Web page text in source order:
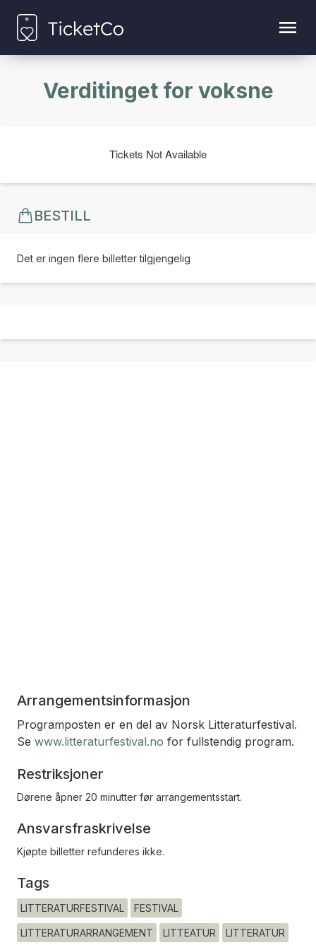
Verditinget for voksne
Tickets Not Available
BESTILL
Det er ingen flere billetter tilgjengelig
Arrangementsinformasjon
Programposten er en del av Norsk Litteraturfestival.
Se www.litteraturfestival.no for fullstendig program.
Restriksjoner
Dørene åpner 20 minutter før arrangementsstart.
Ansvarsfraskrivelse
Kjøpte billetter refunderes ikke.
Tags
LITTERATURFESTIVAL FESTIVAL
LITTERATURARRANGEMENT LITTEATUR LITTERATUR